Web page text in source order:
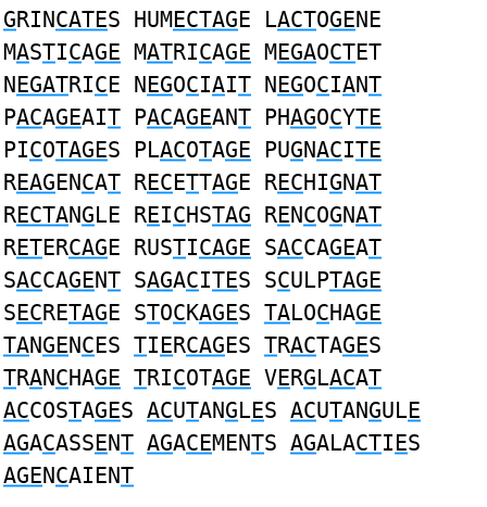
GRINCATES HUMECTAGE LACTOGENE
MASTICAGE MATRICAGE MEGAOCTET
NEGATRICE NEGOCIAIT NEGOCIANT
PACAGEAIT PACAGEANT PHAGOCYTE
PICOTAGES PLACOTAGE PUGNACITE
REAGENCAT RECETTAGE RECHIGNAT
RECTANGLE REICHSTAG RENCOGNAT
RETERCAGE RUSTICAGE SACCAGEAT
SACCAGENT SAGACITES SCULPTAGE
SECRETAGE STOCKAGES TALOCHAGE
TANGENCES TIERCAGES TRACTAGES
TRANCHAGE TRICOTAGE VERGLACAT
ACCOSTAGES ACUTANGLES ACUTANGULE
AGACASSENT AGACEMENTS AGALACTIES
AGENCAIENT